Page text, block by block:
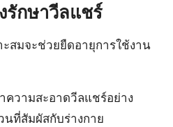
รักษาวีลแชร์
สมจะช่วยยืดอายุการใช้งาน
ความสะอาดวีลแชร์อย่าง
นที่สัมผัสกับร่างกาย